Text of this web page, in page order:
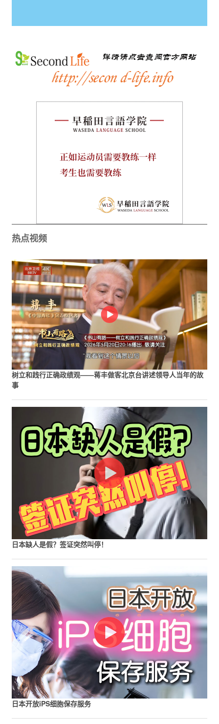
热点视频
树立和践行正确政绩观——蒋丰做客北京台讲述领导人当年的故
事
日本缺人是假？签证突然叫停！
日本开放iPS细胞保存服务